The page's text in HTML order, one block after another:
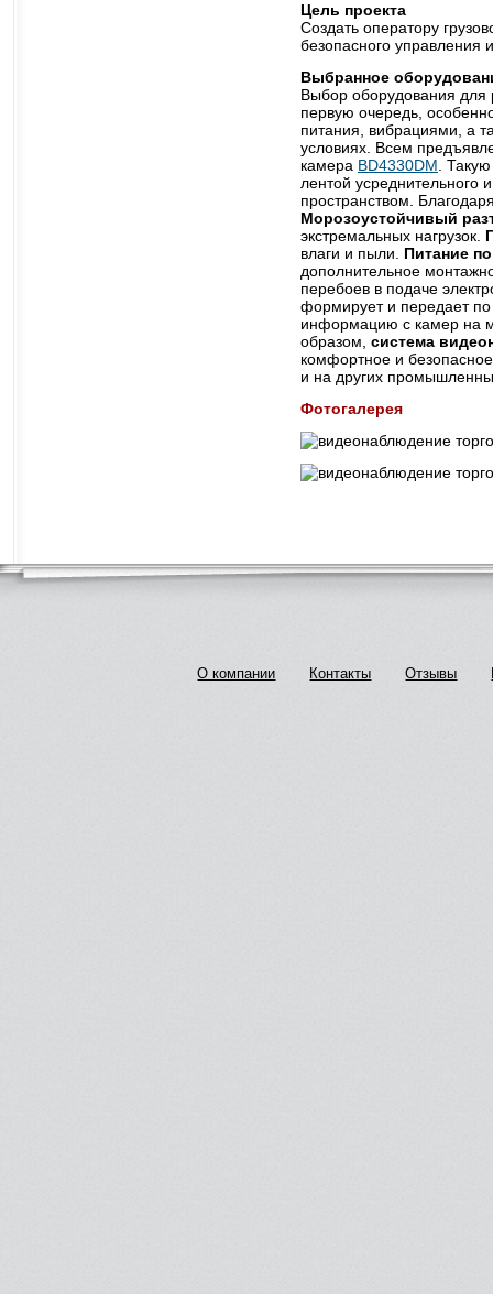
Цель проекта
Создать оператору
безопасного управления
Выбранное
Выбор оборудования для
первую очередь,
питания, вибрациями, а
условиях. Всем
камера BD4330DM .
лентой усреднительного
пространством.
Морозоустойчивый
экстремальных нагрузок.
влаги и пыли. Питание
дополнительное
перебоев в подаче
формирует и передает
информацию с камер на
образом, система
комфортное и
и на других
Фотогалерея
О компании Контакты Отзывы